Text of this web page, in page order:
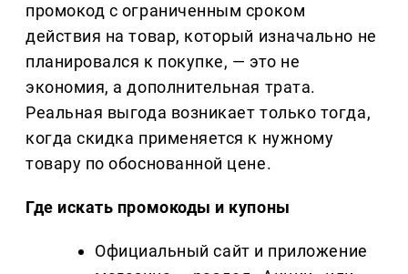
промокод с ограниченным сроком
действия на товар, который изначально не
планировался к покупке, — это не
экономия, а дополнительная трата.
Реальная выгода возникает только тогда,
когда скидка применяется к нужному
товару по обоснованной цене.
Где искать промокоды и купоны
Официальный сайт и приложение